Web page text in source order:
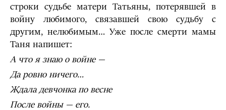
строки судьбе матери Татьяны, потерявшей в
войну любимого, связавшей свою судьбу с
другим, нелюбимым… Уже после смерти мамы
Таня напишет:
А что я знаю о войне —
Да ровно ничего…
Ждала девчонка по весне
После войны — его.